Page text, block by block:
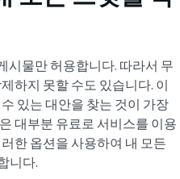
시물만 허용합니다. 따라서 무
하지 못할 수도 있습니다. 이
있는 대안을 찾는 것이 가장
대부분 유료로 서비스를 이용
한 옵션을 사용하여 내 모든
니다.